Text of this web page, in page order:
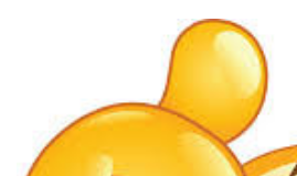
óriási, felbecsülhetetlen